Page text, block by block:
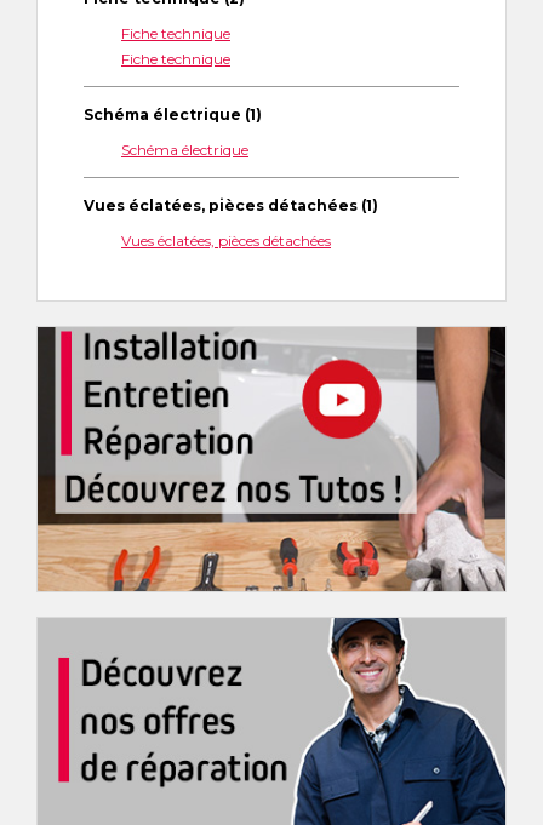
Fiche technique
Fiche technique
Schéma électrique (1)
Schéma électrique
Vues éclatées, pièces détachées (1)
Vues éclatées, pièces détachées